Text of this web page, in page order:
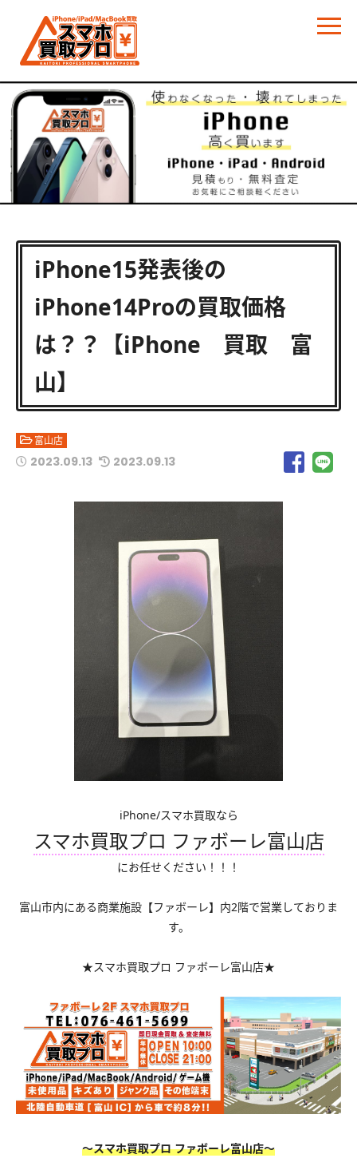
iPhone15発表後の
iPhone14Proの買取価格
は？？【iPhone 買取 富
山】
富山店
2023.09.13 2023.09.13
iPhone/スマホ買取なら
スマホ買取プロ ファボーレ富山店
にお任せください！！！
富山市内にある商業施設【ファボーレ】内2階で営業しておりま
す。
★スマホ買取プロ ファボーレ富山店★
〜スマホ買取プロ ファボーレ富山店〜